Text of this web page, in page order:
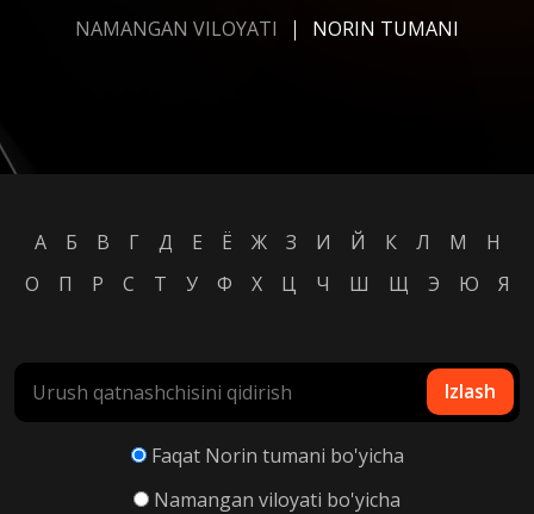
NAMANGAN VILOYATI NORIN TUMANI
А Б В Г Д Е Ё Ж З И Й К Л М
Н
О
П Р С Т У Ф Х Ц Ч Ш Щ Э Ю Я
Faqat Norin tumani bo'yicha
Namangan viloyati bo'yicha
Izlash